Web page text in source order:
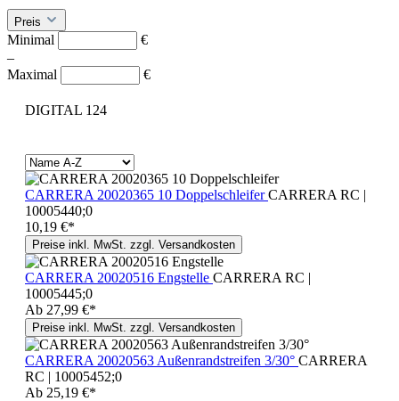
Preis
Minimal
€
–
Maximal
€
DIGITAL 124
CARRERA 20020365 10 DoppelschleiferCARRERA RC |
10005440;0
10,19 €*
Preise inkl. MwSt. zzgl. Versandkosten
CARRERA 20020516 Engstelle CARRERA RC |
10005445;0
Ab 27,99 €*
Preise inkl. MwSt. zzgl. Versandkosten
CARRERA 20020563 Außenrandstreifen 3/30° CARRERA
RC | 10005452;0
Ab 25,19 €*